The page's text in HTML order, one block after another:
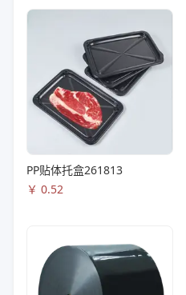
PP贴体托盒261813
￥ 0.52